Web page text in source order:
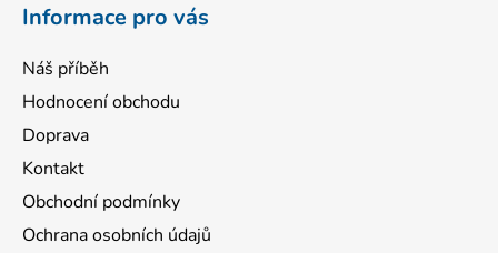
Informace pro vás
Náš příběh
Hodnocení obchodu
Doprava
Kontakt
Obchodní podmínky
Ochrana osobních údajů